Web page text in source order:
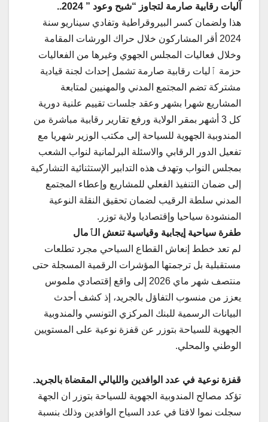
آليات رقابية صارمة لتجاوز “شبح وعود ” 2024..
هذا ولضمان كسر البيروقراطية وتفادي سيناريو سنة
2024 أقر المشاركون خلال حراك الورشات المقامة
وخلال فعاليات المجلس الجهوي وغيرها من الفعاليات
حزمة ٱليات رقابية صارمة تشمل إحداث لجنة قيادية
مشتركة تضم المجتمع المدني والمهنيين لمتابعة
المشاريع شهرا بشهر وعقد جلسات تقييم علنية دورية
كل 3 أشهر بمقر الولاية ورفع تقارير رقابية مباشرة من
المندوبية الجهوية للسياحة إلى مكتب الوزير شهريا مع
تفعيل الدور الرقابي والاسئلة البرلمانية لنواب الشعب
بمجلس النواب وتهدف هذه التدابير الإستثنائية التشاركية
إلى ضمان التنفيذ الفعلي للمشاريع وإعطاء المجتمع
المدني سلطة الرقيب لضمان تحقيق النقلة النوعية
المنشودة سياحيا وإقتصاديا ولاية توزر.
طفرة سياحية إيجابية وقياسية تنعش الٱمال
لم تعد خطط إنعاش القطاع السياحي مجرد تطلعات
مستقبلية بل ترجمتها المؤشرات الرقمية المسجلة حتى
منتصف شهر ماي 2026 إلى واقع إقتصادي ملموس
يعزز من منسوب التفاؤل بالجريد، إذ كشف أحدث
البيانات الرسمية للبنك المركزي التونسي والمندوبية
الجهوية للسياحة بتوزر عن قفزة نوعية على المستويين
الوطني والمحلي.
قفزة نوعية في عدد الوافدين والليالي المقضاة بالجريد.
تؤكد مصالح المندوبية الجهوية للسياحة بتوزر ان الجهة
سجلت نموا لافتا في عدد السياح الوافدين وذلك بنسبة